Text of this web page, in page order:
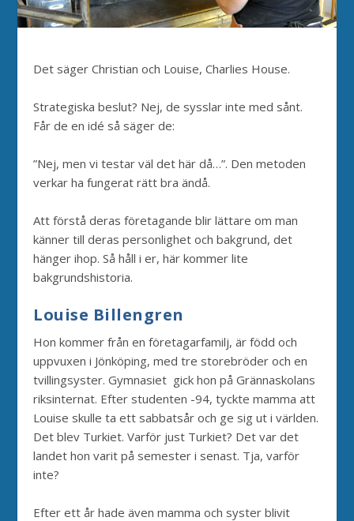
Det säger Christian och Louise, Charlies House.
Strategiska beslut? Nej, de sysslar inte med sånt.
Får de en idé så säger de:
”Nej, men vi testar väl det här då…”. Den metoden
verkar ha fungerat rätt bra ändå.
Att förstå deras företagande blir lättare om man
känner till deras personlighet och bakgrund, det
hänger ihop. Så håll i er, här kommer lite
bakgrundshistoria.
Louise Billengren
Hon kommer från en företagarfamilj, är född och
uppvuxen i Jönköping, med tre storebröder och en
tvillingsyster. Gymnasiet gick hon på Grännaskolans
riksinternat. Efter studenten -94, tyckte mamma att
Louise skulle ta ett sabbatsår och ge sig ut i världen.
Det blev Turkiet. Varför just Turkiet? Det var det
landet hon varit på semester i senast. Tja, varför
inte?
Efter ett år hade även mamma och syster blivit